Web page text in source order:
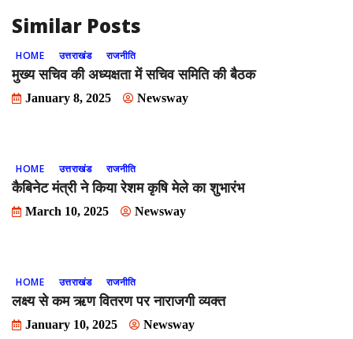
Similar Posts
HOME उत्तराखंड राजनीति
मुख्य सचिव की अध्यक्षता में सचिव समिति की बैठक
January 8, 2025 Newsway
HOME उत्तराखंड राजनीति
कैबिनेट मंत्री ने किया रेशम कृषि मेले का शुभारंभ
March 10, 2025 Newsway
HOME उत्तराखंड राजनीति
लक्ष्य से कम ऋण वितरण पर नाराजगी व्यक्त
January 10, 2025 Newsway